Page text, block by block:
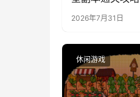
2026年7月31日
休闲游戏